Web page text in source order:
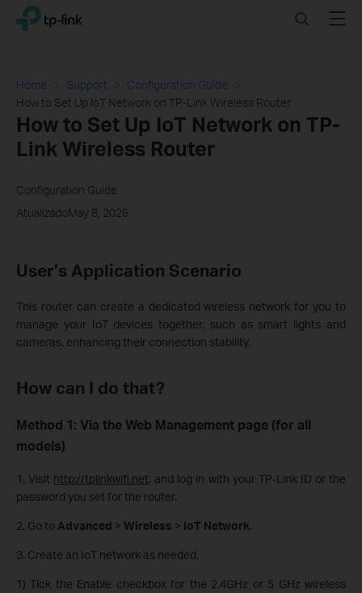
Click
navigation
TP-Link, Reliably Smart SearchMenu
Home Support
Configuration Guide
How to Set Up IoT Network on TP-Link Wireless Router
How to Set Up IoT Network on TP-
Link Wireless Router
Configuration Guide
AtualizadoMay 8, 2026
User’s Application Scenario
This router can create a dedicated wireless network for you to
manage your IoT devices together, such as smart lights and
cameras, enhancing their connection stability.
How can I do that?
Method 1: Via the Web Management page (for all
models)
1. Visit http://tplinkwifi.net, and log in with your TP-Link ID or the
password you set for the router.
2. Go to Advanced > Wireless > IoT Network.
3. Create an IoT network as needed.
1) Tick the Enable checkbox for the 2.4GHz or 5 GHz wireless